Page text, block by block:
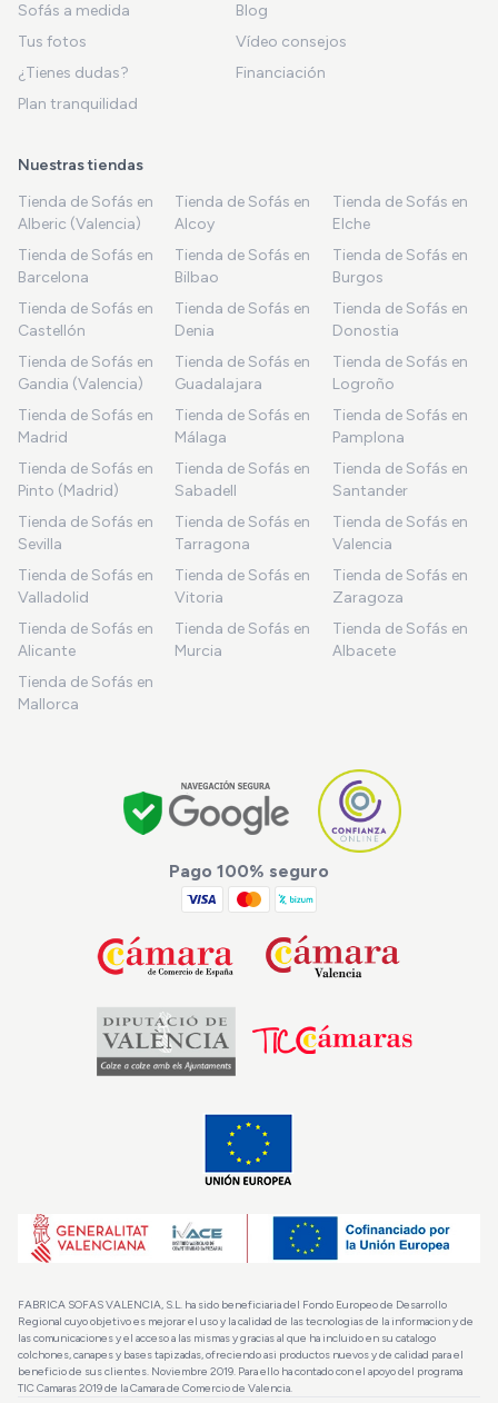
Sofás a medida
Blog
Tus fotos
Vídeo consejos
¿Tienes dudas?
Financiación
Plan tranquilidad
Nuestras tiendas
Tienda de Sofás en
Alberic (Valencia)
Tienda de Sofás en
Alcoy
Tienda de Sofás en
Elche
Tienda de Sofás en
Barcelona
Tienda de Sofás en
Bilbao
Tienda de Sofás en
Burgos
Tienda de Sofás en
Castellón
Tienda de Sofás en
Denia
Tienda de Sofás en
Donostia
Tienda de Sofás en
Gandia (Valencia)
Tienda de Sofás en
Guadalajara
Tienda de Sofás en
Logroño
Tienda de Sofás en
Madrid
Tienda de Sofás en
Málaga
Tienda de Sofás en
Pamplona
Tienda de Sofás en
Pinto (Madrid)
Tienda de Sofás en
Sabadell
Tienda de Sofás en
Santander
Tienda de Sofás en
Sevilla
Tienda de Sofás en
Tarragona
Tienda de Sofás en
Valencia
Tienda de Sofás en
Valladolid
Tienda de Sofás en
Vitoria
Tienda de Sofás en
Zaragoza
Tienda de Sofás en
Alicante
Tienda de Sofás en
Murcia
Tienda de Sofás en
Albacete
Tienda de Sofás en
Mallorca
Pago 100% seguro
FABRICA SOFAS VALENCIA, S.L. ha sido beneficiaria del Fondo Europeo de Desarrollo
Regional cuyo objetivo es mejorar el uso y la calidad de las tecnologias de la informacion y de
las comunicaciones y el acceso a las mismas y gracias al que ha incluido en su catalogo
colchones, canapes y bases tapizadas, ofreciendo asi productos nuevos y de calidad para el
beneficio de sus clientes. Noviembre 2019. Para ello ha contado con el apoyo del programa
TIC Camaras 2019 de la Camara de Comercio de Valencia.